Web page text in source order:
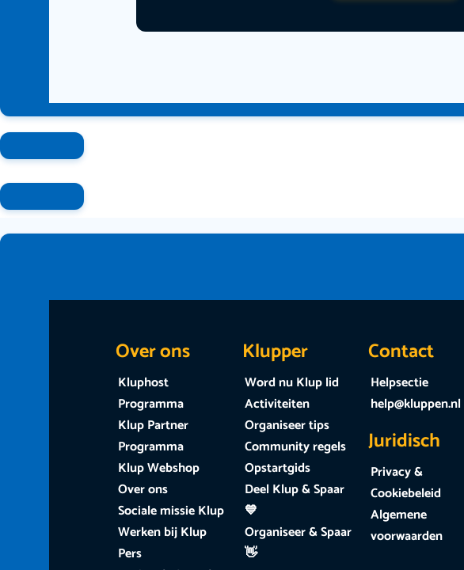
Over ons
Kluphost
Programma
Klup Partner
Programma
Klup Webshop
Over ons
Sociale missie Klup
Werken bij Klup
Pers
Klupper
Word nu Klup lid
Activiteiten
Organiseer tips
Community regels
Opstartgids
Deel Klup & Spaar
💙
Organiseer & Spaar
👋
Contact
Helpsectie
help@kluppen.nl
Juridisch
Privacy &
Cookiebeleid
Algemene
voorwaarden